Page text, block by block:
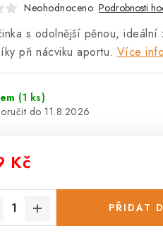
Neohodnoceno Podrobnosti
s odolnější pěnou,
při nácviku aportu. Více
(1 ks)
11.8.2026
Kč
PŘIDAT